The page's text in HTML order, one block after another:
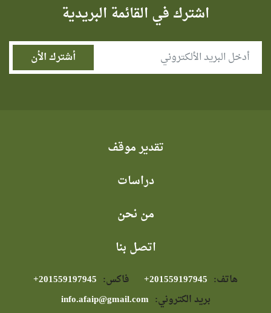
اشترك في القائمة البريدية
تقدير موقف
دراسات
من نحن
اتصل بنا
هاتف: فاكس:
بريد الكتروني: info.afaip@gmail.com